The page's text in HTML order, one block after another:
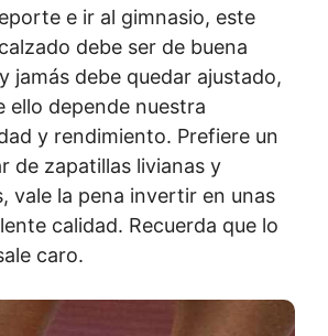
e ir al gimnasio, este
debe ser de buena
jamás debe quedar ajustado,
ello depende nuestra
y rendimiento. Prefiere un
de zapatillas livianas y
vale la pena invertir en unas
calidad. Recuerda que lo
caro.